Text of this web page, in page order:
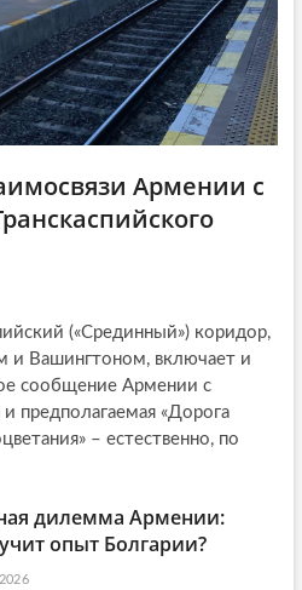
Армении с
(«Срединный») коридор,
и Вашингтоном, включает и
сообщение Армении с
предполагаемая «Дорога
– естественно, по
дилемма Армении:
опыт Болгарии?